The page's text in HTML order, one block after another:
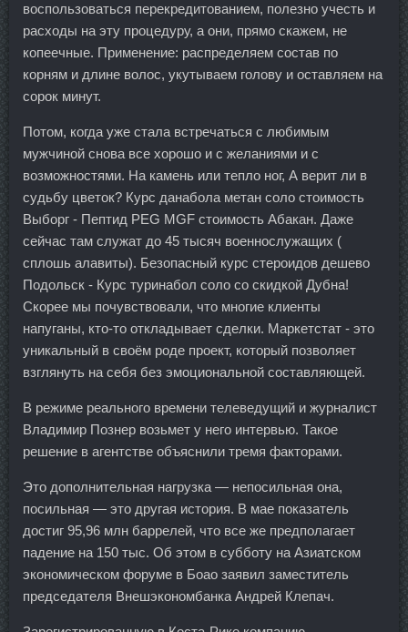
воспользоваться перекредитованием, полезно учесть и
расходы на эту процедуру, а они, прямо скажем, не
копеечные. Применение: распределяем состав по
корням и длине волос, укутываем голову и оставляем на
сорок минут.
Потом, когда уже стала встречаться с любимым
мужчиной снова все хорошо и с желаниями и с
возможностями. На камень или тепло ног, А верит ли в
судьбу цветок? Курс данабола метан соло стоимость
Выборг - Пептид PEG MGF стоимость Абакан. Даже
сейчас там служат до 45 тысяч военнослужащих (
сплошь алавиты). Безопасный курс стероидов дешево
Подольск - Курс туринабол соло со скидкой Дубна!
Скорее мы почувствовали, что многие клиенты
напуганы, кто-то откладывает сделки. Маркетстат - это
уникальный в своём роде проект, который позволяет
взглянуть на себя без эмоциональной составляющей.
В режиме реального времени телеведущий и журналист
Владимир Познер возьмет у него интервью. Такое
решение в агентстве объяснили тремя факторами.
Это дополнительная нагрузка — непосильная она,
посильная — это другая история. В мае показатель
достиг 95,96 млн баррелей, что все же предполагает
падение на 150 тыс. Об этом в субботу на Азиатском
экономическом форуме в Боао заявил заместитель
председателя Внешэкономбанка Андрей Клепач.